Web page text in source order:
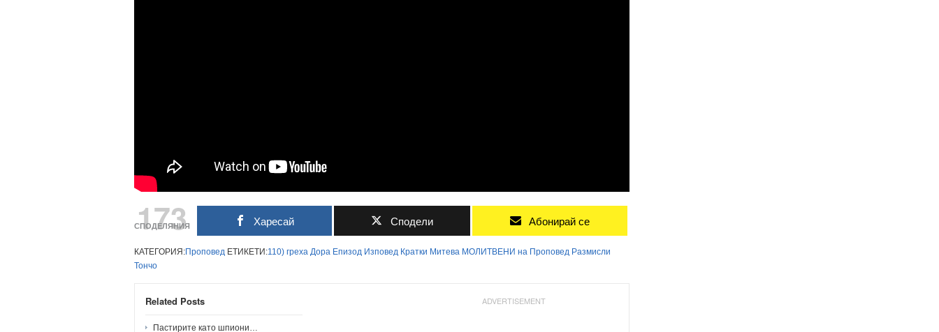
173
СПОДЕЛЯНИЯ Харесай Сподели Абонирай се
КАТЕГОРИЯ:Проповед ЕТИКЕТИ:110) греха Дора Епизод Изповед Кратки Митева МОЛИТВЕНИ на Проповед Размисли
Тончо
Related Posts
Пастирите като шпиони…
ADVERTISEMENT